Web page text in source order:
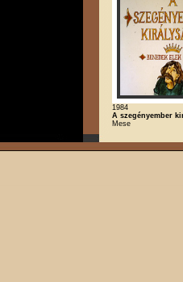
1984
A szegényember
Mese